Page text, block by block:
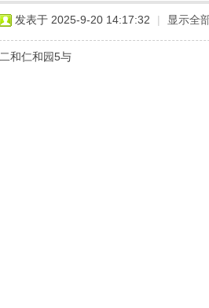
发表于 2025-9-20 14:17:32 | 显示全
二和仁和园5与